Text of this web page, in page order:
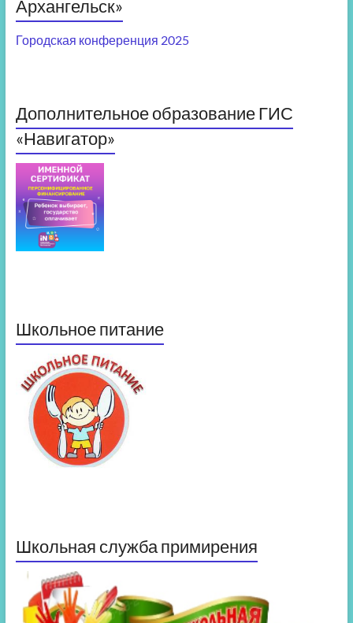
Архангельск»
Городская конференция 2025
Дополнительное образование ГИС
«Навигатор»
Школьное питание
Школьная служба примирения